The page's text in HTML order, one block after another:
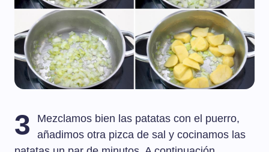
3
Mezclamos bien las patatas con el puerro,
añadimos otra pizca de sal y cocinamos las